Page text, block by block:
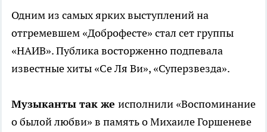
Одним из самых ярких выступлений на
отгремевшем «Доброфесте» стал сет группы
«НАИВ». Публика восторженно подпевала
известные хиты «Се Ля Ви», «Суперзвезда».
Музыканты так же исполнили «Воспоминание
о былой любви» в память о Михаиле Горшеневе